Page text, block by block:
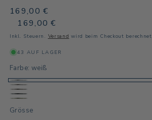
Normaler
Preis
169,00 €
Normaler
Preis
Verkaufspreis
169,00 €
Inkl. Steuern. Versand wird beim Checkout berechnet
43 AUF LAGER
Farbe: weiß
weiß
creme
braun
d
´grau
lindgrün
Grösse